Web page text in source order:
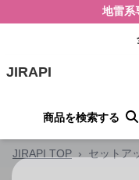
地雷系
JIRAPI
商品を検索する
JIRAPI TOP › セットア